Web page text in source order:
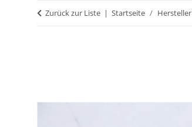
Zurück zur Liste Startseite Hersteller